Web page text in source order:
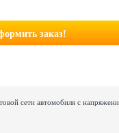
заказ!
сети автомобиля с